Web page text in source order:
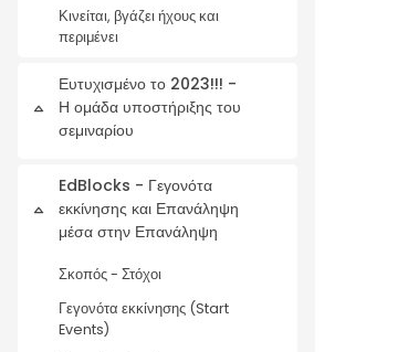
Κινείται, βγάζει ήχους και
περιμένει
Collapse
Ευτυχισμένο το 2023!!! -
Η ομάδα υποστήριξης του
σεμιναρίου
Collapse
EdBlocks - Γεγονότα
εκκίνησης και Επανάληψη
μέσα στην Επανάληψη
Σκοπός - Στόχοι
Γεγονότα εκκίνησης (Start
Events)